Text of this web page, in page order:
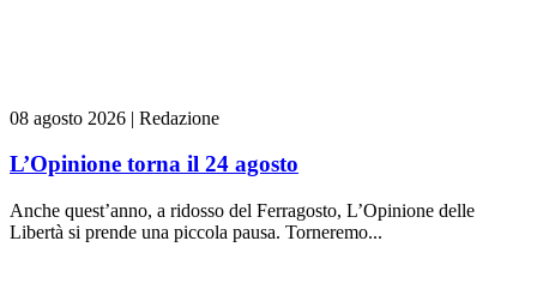
08 agosto 2026 | Redazione
L’Opinione torna il 24 agosto
Anche quest’anno, a ridosso del Ferragosto, L’Opinione delle
Libertà si prende una piccola pausa. Torneremo...